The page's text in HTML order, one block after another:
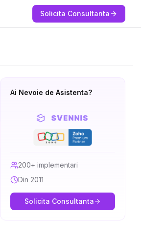
Solicita Consultanta
Ai Nevoie de Asistenta?
200+ implementari
Din 2011
Solicita Consultanta